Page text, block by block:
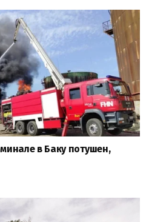
в Баку потушен,